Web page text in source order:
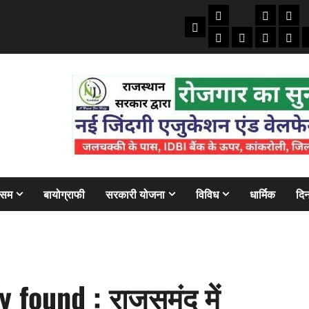
Home
तकनीकी
ऑटो
मोबाइल
क्राइम/
अजबबैंक
बायोग्राफी सरकारी योजना विविध धार्मिक
found : राजसमंद में